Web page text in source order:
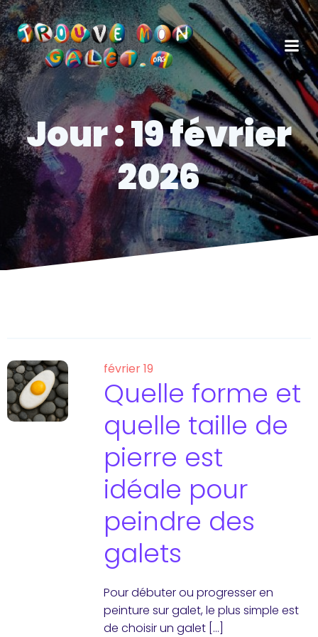
Aller
au
contenu
Jour :19 février
2026
février 19
Quelle forme et
quelle taille de
pierre est
idéale pour
peindre des
galets
Pour débuter ou progresser en
peinture sur galet, le plus simple est
de choisir un galet […]